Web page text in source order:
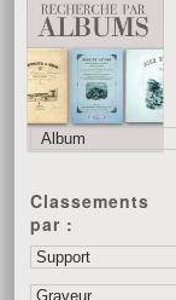
Classements
par :